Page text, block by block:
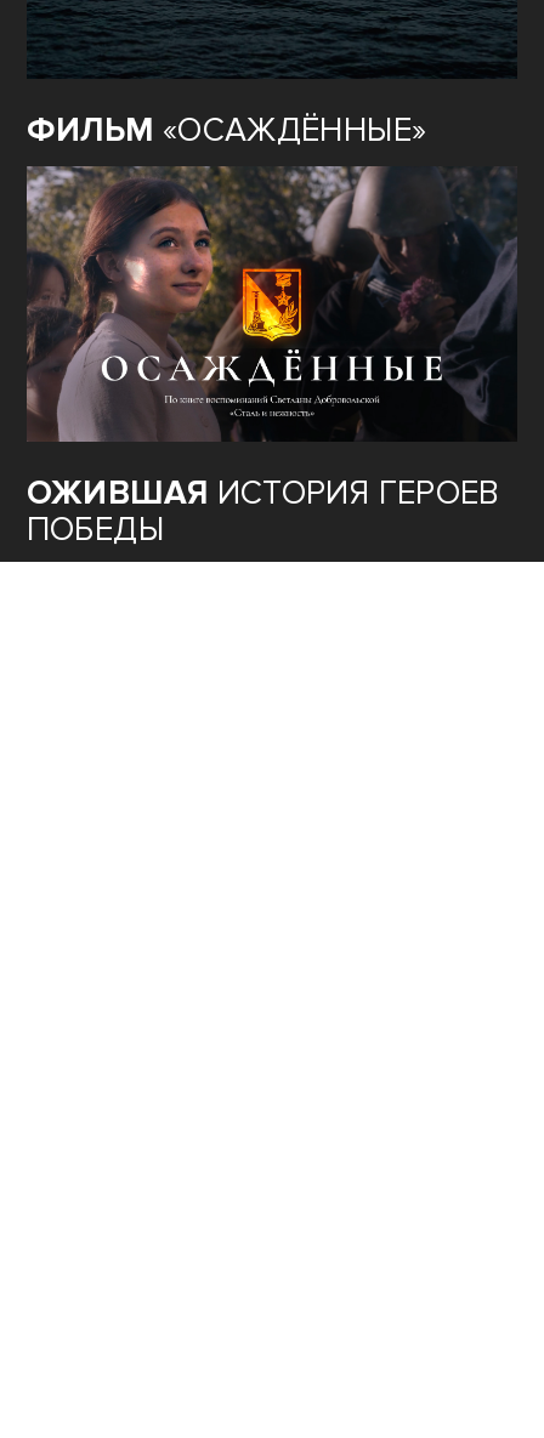
ФИЛЬМ «ОСАЖДЁННЫЕ»
ОЖИВШАЯ ИСТОРИЯ ГЕРОЕВ
ПОБЕДЫ